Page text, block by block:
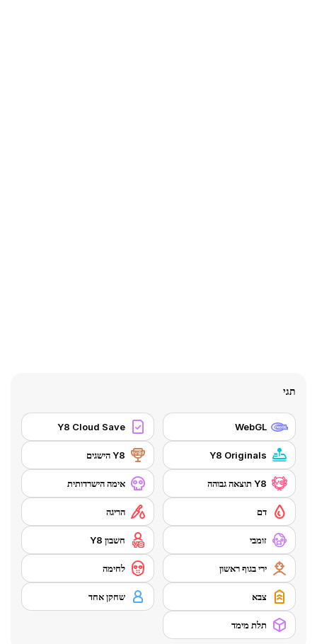
תגי
WebGL
Y8 Cloud Save
Y8 Originals Y8 הישגים
Y8 תוצאה גבוהה אימה הישרדותית
דם הריגה
זומבי חשבון Y8
ירי בגוף ראשון לחימה
צבא שחקן אחד
תלת מימד